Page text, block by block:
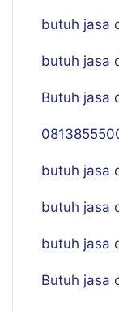
butuh jasa
butuh jasa
Butuh jasa
butuh jasa
butuh jasa
butuh jasa
Butuh jasa